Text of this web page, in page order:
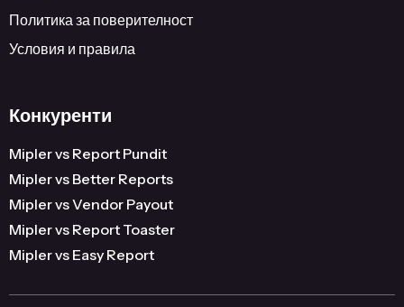
Политика за поверителност
Условия и правила
Конкуренти
Mipler vs Report Pundit
Mipler vs Better Reports
Mipler vs Vendor Payout
Mipler vs Report Toaster
Mipler vs Easy Report